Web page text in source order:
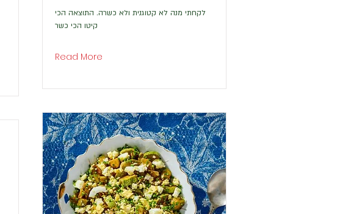
לקחתי מנה לא קטוגנית ולא כשרה. התוצאה הכי
קיטו הכי כשר
Read More